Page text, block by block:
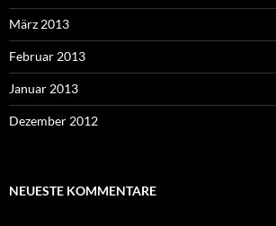
März 2013
Februar 2013
Januar 2013
Dezember 2012
NEUESTE KOMMENTARE